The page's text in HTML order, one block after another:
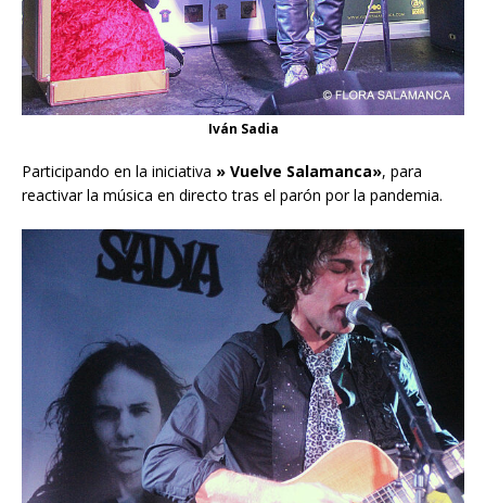
Iván Sadia
Participando en la iniciativa » Vuelve Salamanca», para
reactivar la música en directo tras el parón por la pandemia.